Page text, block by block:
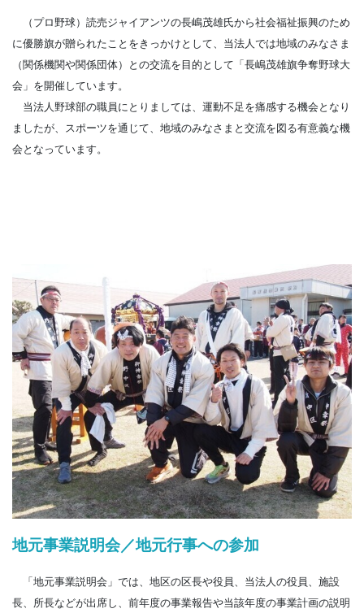
（プロ野球）読売ジャイアンツの長嶋茂雄氏から社会福祉振興のため
に優勝旗が贈られたことをきっかけとして、当法人では地域のみなさま
（関係機関や関係団体）との交流を目的として「長嶋茂雄旗争奪野球大
会」を開催しています。
当法人野球部の職員にとりましては、運動不足を痛感する機会となり
ましたが、スポーツを通じて、地域のみなさまと交流を図る有意義な機
会となっています。
地元事業説明会／地元行事への参加
「地元事業説明会」では、地区の区長や役員、当法人の役員、施設
長、所長などが出席し、前年度の事業報告や当該年度の事業計画の説明